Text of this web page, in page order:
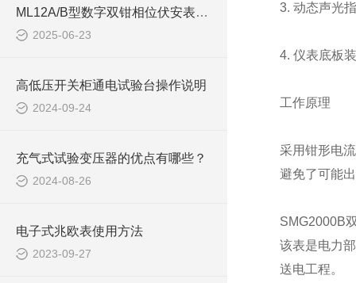
ML12A/B型数字双钳相位伏安表的精度是多少
2025-06-23
高低压开关柜通电试验台操作说明
2024-09-24
充气式试验变压器的优点有哪些？
2024-08-26
电子式兆欧表使用方法
2023-09-27
3. 动态声光
4. 仪表底板
工作原理
采用钳形电
避免了可能
SMG2000B
该表是电力
送电工程。